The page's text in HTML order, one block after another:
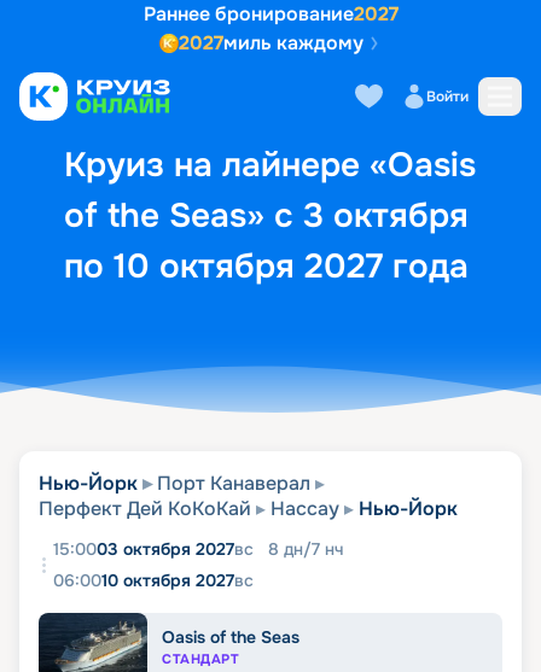
Раннее бронирование2027
2027миль каждому
Войти
Круиз на лайнере «Oasis
of the Seas» с 3 октября
по 10 октября 2027 года
Выбор кают Маршрут и
Нью-Йорк
Порт Канаверал
Перфект Дей КоКоКай
Нассау Нью-Йорк
15:0003 октября 2027вс 8 дн/7 нч
06:0010 октября 2027вс
Oasis of the Seas
СТАНДАРТ